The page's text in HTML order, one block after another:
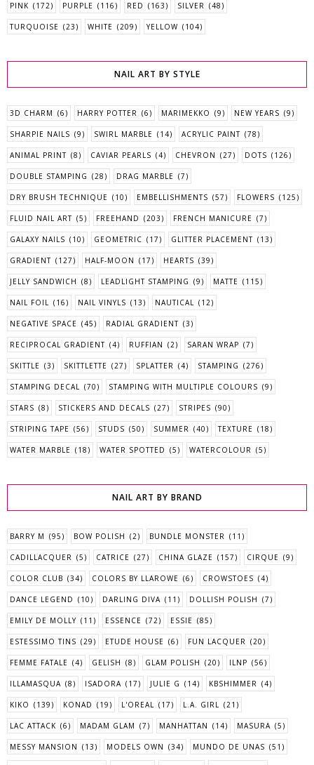
PINK (172) PURPLE (116) RED (163) SILVER (48)
TURQUOISE (23) WHITE (209) YELLOW (104)
NAIL ART BY STYLE
3D CHARM (6) HARRY POTTER (6) MARIMEKKO (9) NEW YEARS (9)
SHARPIE NAILS (9) SWIRL MARBLE (14) ACRYLIC PAINT (78)
ANIMAL PRINT (8) CAVIAR PEARLS (4) CHEVRON (27) DOTS (126)
DOUBLE STAMPING (28) DRAG MARBLE (7)
DRY BRUSH TECHNIQUE (10) EMBELLISHMENTS (57) FLOWERS (125)
FLUID NAIL ART (5) FREEHAND (203) FRENCH MANICURE (7)
GALAXY NAILS (10) GEOMETRIC (17) GLITTER PLACEMENT (13)
GRADIENT (127) HALF-MOON (17) HEARTS (39)
JELLY SANDWICH (8) LEADLIGHT STAMPING (9) MATTE (115)
NAIL FOIL (16) NAIL VINYLS (13) NAUTICAL (12)
NEGATIVE SPACE (45) RADIAL GRADIENT (3)
RECIPROCAL GRADIENT (4) RUFFIAN (2) SARAN WRAP (7)
SKITTLE (3) SKITTLETTE (27) SPLATTER (4) STAMPING (276)
STAMPING DECAL (70) STAMPING WITH MULTIPLE COLOURS (9)
STARS (8) STICKERS AND DECALS (27) STRIPES (90)
STRIPING TAPE (56) STUDS (50) SUMMER (40) TEXTURE (18)
WATER MARBLE (18) WATER SPOTTED (5) WATERCOLOUR (5)
NAIL ART BY BRAND
BARRY M (95) BOW POLISH (2) BUNDLE MONSTER (11)
CADILLACQUER (5) CATRICE (27) CHINA GLAZE (157) CIRQUE (9)
COLOR CLUB (34) COLORS BY LLAROWE (6) CROWSTOES (4)
DANCE LEGEND (10) DARLING DIVA (11) DOLLISH POLISH (7)
EMILY DE MOLLY (11) ESSENCE (72) ESSIE (85)
ESTESSIMO TINS (29) ETUDE HOUSE (6) FUN LACQUER (20)
FEMME FATALE (4) GELISH (8) GLAM POLISH (20) ILNP (56)
ILLAMASQUA (8) ISADORA (17) JULIE G (14) KBSHIMMER (4)
KIKO (139) KONAD (19) L'OREAL (17) L.A. GIRL (21)
LAC ATTACK (6) MADAM GLAM (7) MANHATTAN (14) MASURA (5)
MESSY MANSION (13) MODELS OWN (34) MUNDO DE UNAS (51)